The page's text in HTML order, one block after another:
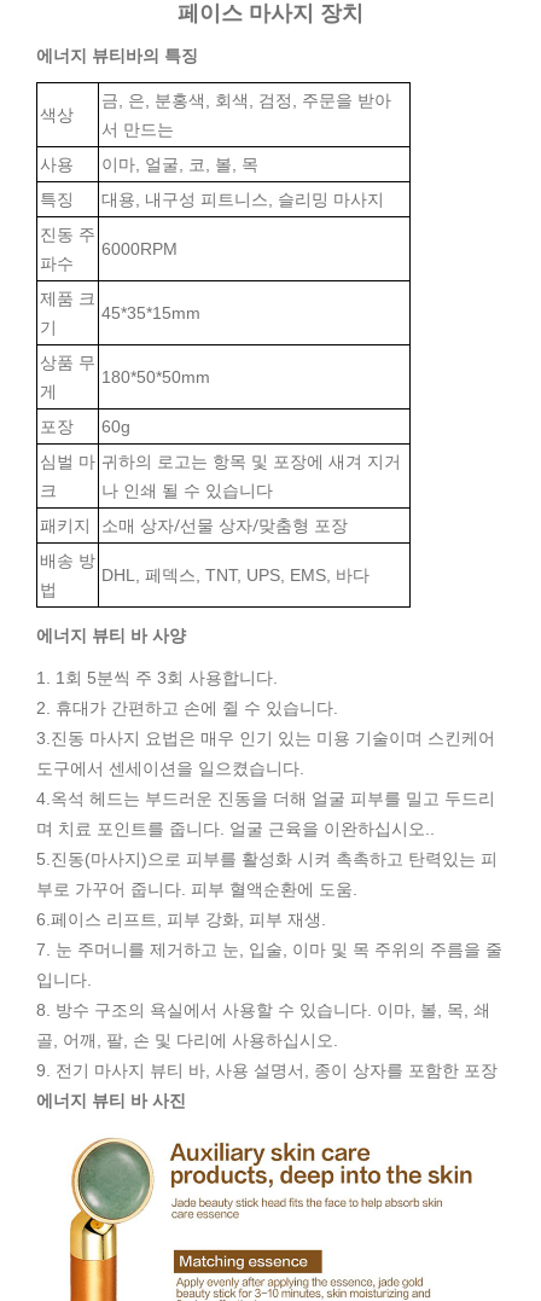
페이스 마사지 장치
에너지 뷰티바의 특징
색상
금, 은, 분홍색, 회색, 검정, 주문을 받아
서 만드는
사용
이마, 얼굴, 코, 볼, 목
특징
대용, 내구성 피트니스, 슬리밍 마사지
진동 주
파수
6000RPM
제품 크
기
45*35*15mm
상품 무
게
180*50*50mm
포장
60g
심벌 마
크
귀하의 로고는 항목 및 포장에 새겨 지거
나 인쇄 될 수 있습니다
패키지
소매 상자/선물 상자/맞춤형 포장
배송 방
법
DHL, 페덱스, TNT, UPS, EMS, 바다
에너지 뷰티 바 사양
1. 1회 5분씩 주 3회 사용합니다.
2. 휴대가 간편하고 손에 쥘 수 있습니다.
3.진동 마사지 요법은 매우 인기 있는 미용 기술이며 스킨케어
도구에서 센세이션을 일으켰습니다.
4.옥석 헤드는 부드러운 진동을 더해 얼굴 피부를 밀고 두드리
며 치료 포인트를 줍니다. 얼굴 근육을 이완하십시오..
5.진동(마사지)으로 피부를 활성화 시켜 촉촉하고 탄력있는 피
부로 가꾸어 줍니다. 피부 혈액순환에 도움.
6.페이스 리프트, 피부 강화, 피부 재생.
7. 눈 주머니를 제거하고 눈, 입술, 이마 및 목 주위의 주름을 줄
입니다.
8. 방수 구조의 욕실에서 사용할 수 있습니다. 이마, 볼, 목, 쇄
골, 어깨, 팔, 손 및 다리에 사용하십시오.
9. 전기 마사지 뷰티 바, 사용 설명서, 종이 상자를 포함한 포장
에너지 뷰티 바 사진